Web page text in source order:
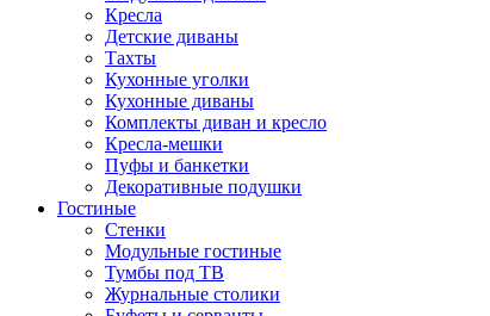
Кресла
Детские диваны
Тахты
Кухонные уголки
Кухонные диваны
Комплекты диван и кресло
Кресла-мешки
Пуфы и банкетки
Декоративные подушки
Гостиные
Стенки
Модульные гостиные
Тумбы под ТВ
Журнальные столики